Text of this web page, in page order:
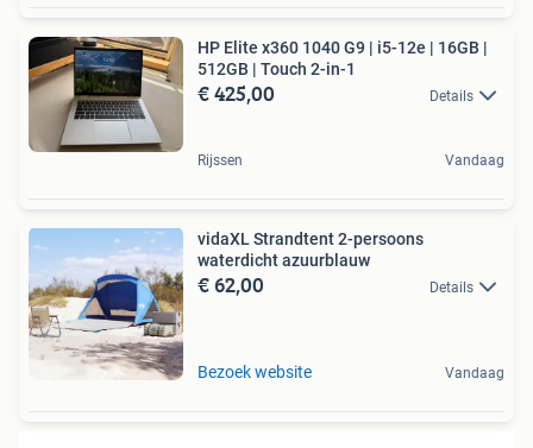
HP Elite x360 1040 G9 | i5-12e | 16GB |
512GB | Touch 2-in-1
€ 425,00 Details
Rijssen Vandaag
vidaXL Strandtent 2-persoons
waterdicht azuurblauw
€ 62,00 Details
Bezoek website Vandaag